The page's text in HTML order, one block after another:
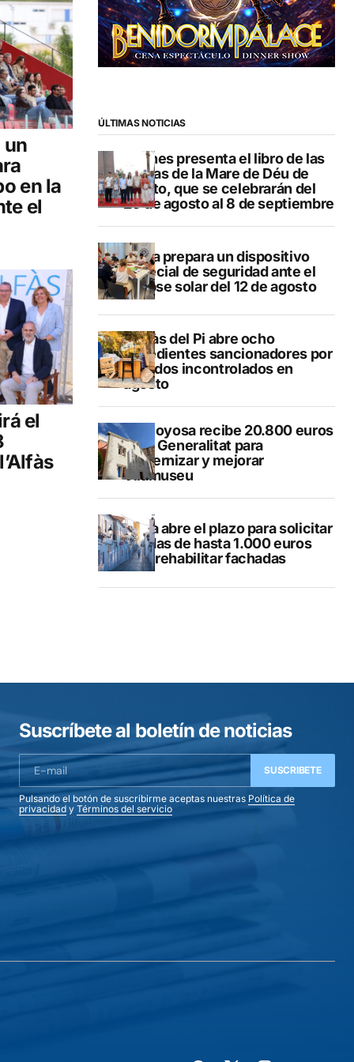
un
en la
el
el
ÚLTIMAS NOTICIAS
Duanes presenta el libro de las
fiestas de la Mare de Déu de
Loreto, que se celebrarán del
29 de agosto al 8 de septiembre
Xàbia prepara un dispositivo
especial de seguridad ante el
eclipse solar del 12 de agosto
L’Alfàs del Pi abre ocho
expedientes sancionadores por
vertidos incontrolados en
agosto
Villajoyosa recibe 20.800 euros
de la Generalitat para
modernizar y mejorar
Vilamuseu
Altea abre el plazo para solicitar
ayudas de hasta 1.000 euros
para rehabilitar fachadas
Suscríbete al boletín de noticias
SUSCRIBETE
Pulsando el botón de suscribirme aceptas nuestras Política de
privacidad y Términos del servicio